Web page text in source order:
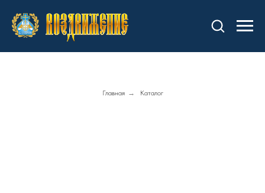
Главная → Каталог